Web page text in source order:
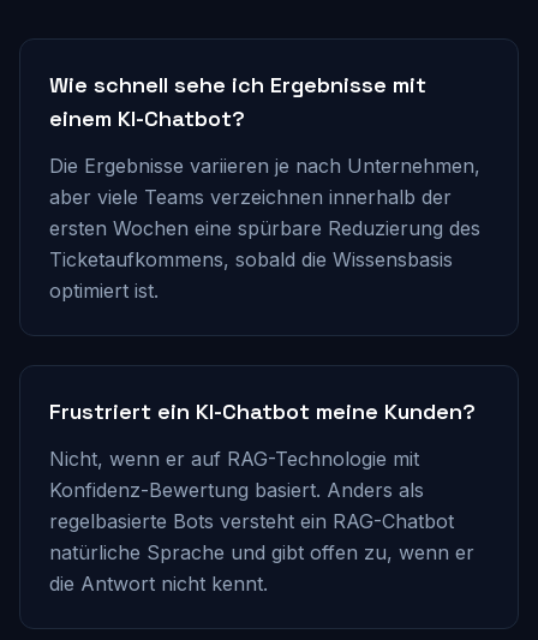
Wie schnell sehe ich Ergebnisse mit
einem KI-Chatbot?
Die Ergebnisse variieren je nach Unternehmen,
aber viele Teams verzeichnen innerhalb der
ersten Wochen eine spürbare Reduzierung des
Ticketaufkommens, sobald die Wissensbasis
optimiert ist.
Frustriert ein KI-Chatbot meine Kunden?
Nicht, wenn er auf RAG-Technologie mit
Konfidenz-Bewertung basiert. Anders als
regelbasierte Bots versteht ein RAG-Chatbot
natürliche Sprache und gibt offen zu, wenn er
die Antwort nicht kennt.